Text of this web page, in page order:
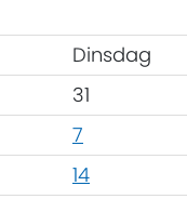
Dinsdag
31
7
14